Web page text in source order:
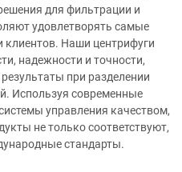
для фильтрации и
удовлетворять самые
клиентов. Наши центрифуги
надежности и точности,
при разделении
Используя современные
управления качеством,
не только соответствуют,
стандарты.